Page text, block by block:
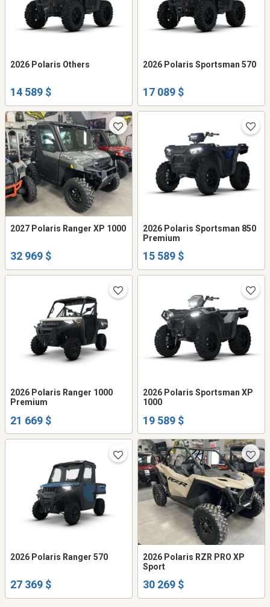
2026 Polaris Others
14 589 $
2026 Polaris Sportsman 570
17 089 $
2027 Polaris Ranger XP 1000
32 969 $
2026 Polaris Sportsman 850
Premium
15 589 $
2026 Polaris Ranger 1000
Premium
21 669 $
2026 Polaris Sportsman XP
1000
19 589 $
2026 Polaris Ranger 570
27 369 $
2026 Polaris RZR PRO XP
Sport
30 269 $